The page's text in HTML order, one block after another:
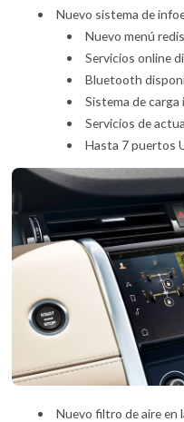
Nuevo sistema de
Nuevo menú
Servicios online
Bluetooth
Sistema de carga
Servicios de
Hasta 7 puertos
Nuevo filtro de aire en